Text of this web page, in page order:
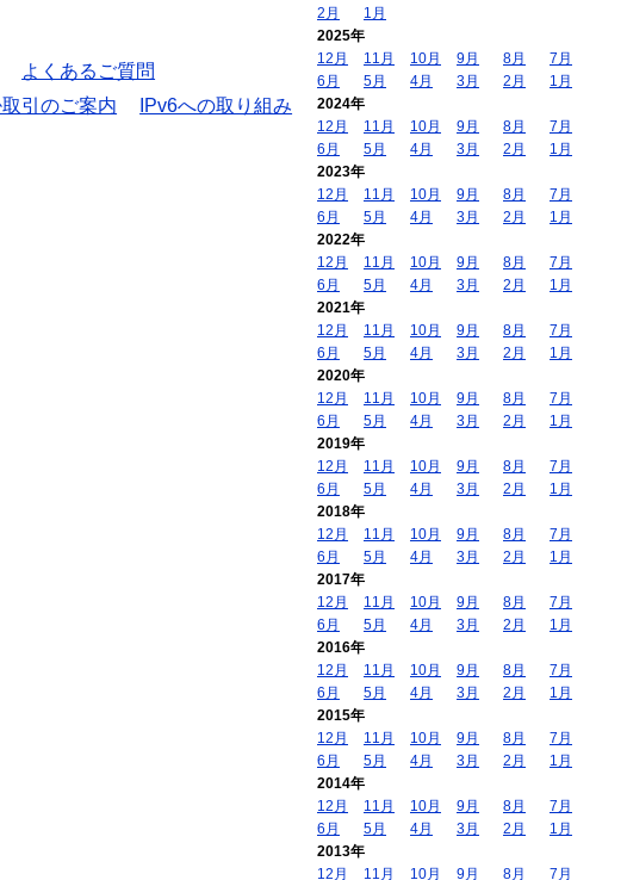
よくあるご質問
引のご案内
IPv6への取り組み
2月
1月
2025年
12月
11月 10月 9月 8月
7月
6月
5月 4月 3月 2月
1月
2024年
12月
11月 10月 9月 8月
7月
6月
5月 4月 3月 2月
1月
2023年
12月
11月 10月 9月 8月
7月
6月
5月 4月 3月 2月
1月
2022年
12月
11月 10月 9月 8月
7月
6月
5月 4月 3月 2月
1月
2021年
12月
11月 10月 9月 8月
7月
6月
5月 4月 3月 2月
1月
2020年
12月
11月 10月 9月 8月
7月
6月
5月 4月 3月 2月
1月
2019年
12月
11月 10月 9月 8月
7月
6月
5月 4月 3月 2月
1月
2018年
12月
11月 10月 9月 8月
7月
6月
5月 4月 3月 2月
1月
2017年
12月
11月 10月 9月 8月
7月
6月
5月 4月 3月 2月
1月
2016年
12月
11月 10月 9月 8月
7月
6月
5月 4月 3月 2月
1月
2015年
12月
11月 10月 9月 8月
7月
6月
5月 4月 3月 2月
1月
2014年
12月
11月 10月 9月 8月
7月
6月
5月 4月 3月 2月
1月
2013年
12月
11月 10月 9月 8月 7月